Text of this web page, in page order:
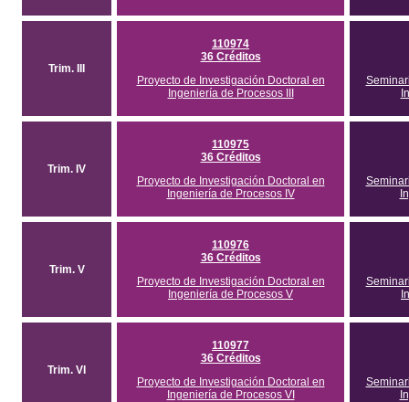
Trim. III
110974
36 Créditos
Proyecto de Investigación Doctoral en
Ingeniería de Procesos III
Trim. IV
110975
36 Créditos
Proyecto de Investigación Doctoral en
Ingeniería de Procesos IV
Trim. V
110976
36 Créditos
Proyecto de Investigación Doctoral en
Ingeniería de Procesos V
Trim. VI
110977
36 Créditos
Proyecto de Investigación Doctoral en
Ingeniería de Procesos VI